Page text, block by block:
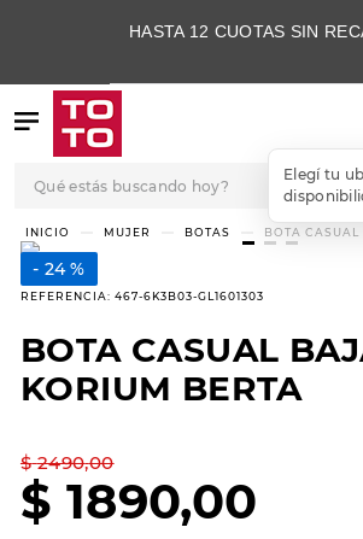
HASTA 12 CUOTAS SIN
Elegí tu
MUJER BOTAS BOTA
24 %
REFERENCIA: 467-6K3B03-GL1601303
BOTA CASUAL
KORIUM BERTA
$ 2490,00
$ 1890,00
BUSCADOS
3.